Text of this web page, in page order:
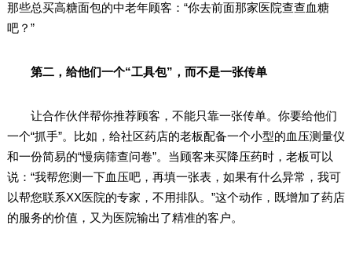
那些总买高糖面包的中老年顾客：“你去前面那家医院查查血糖
吧？”
第二，给他们一个“工具包”，而不是一张传单
让合作伙伴帮你推荐顾客，不能只靠一张传单。你要给他们
一个“抓手”。比如，给社区药店的老板配备一个小型的血压测量仪
和一份简易的“慢病筛查问卷”。当顾客来买降压药时，老板可以
说：“我帮您测一下血压吧，再填一张表，如果有什么异常，我可
以帮您联系XX医院的专家，不用排队。”这个动作，既增加了药店
的服务的价值，又为医院输出了精准的客户。